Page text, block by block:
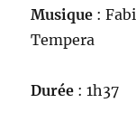
Musique :
Tempera
Durée : 1h37